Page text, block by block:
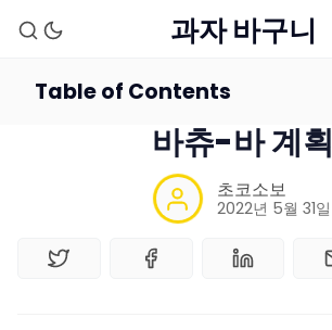
과자 바구니
schedule
바츄-바 계획
초코소보
2022년 5월 31일
Table of Contents